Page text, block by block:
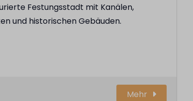
Festungsstadt mit Kanälen,
und historischen Gebäuden.
Mehr